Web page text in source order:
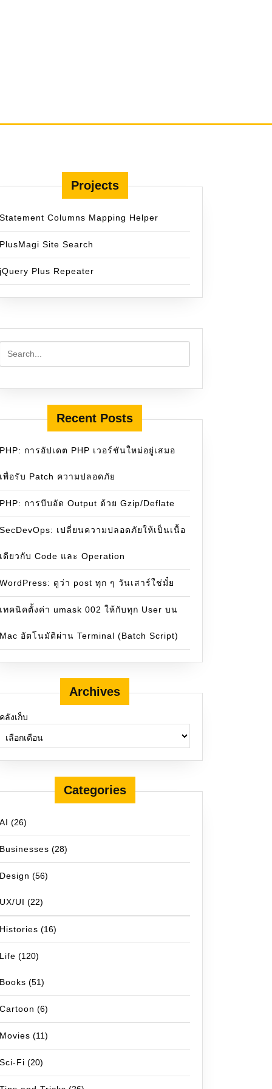
Projects
Statement Columns Mapping Helper
PlusMagi Site Search
jQuery Plus Repeater
Recent Posts
PHP: การอัปเดต PHP เวอร์ชันใหม่อยู่เสมอ
เพื่อรับ Patch ความปลอดภัย
PHP: การบีบอัด Output ด้วย Gzip/Deflate
SecDevOps: เปลี่ยนความปลอดภัยให้เป็นเนื้อ
เดียวกับ Code และ Operation
WordPress: ดูว่า post ทุก ๆ วันเสาร์ใช่มั๋ย
เทคนิคตั้งค่า umask 002 ให้กับทุก User บน
Mac อัตโนมัติผ่าน Terminal (Batch Script)
Archives
คลังเก็บ
Categories
AI (26)
Businesses (28)
Design (56)
UX/UI (22)
Histories (16)
Life (120)
Books (51)
Cartoon (6)
Movies (11)
Sci-Fi (20)